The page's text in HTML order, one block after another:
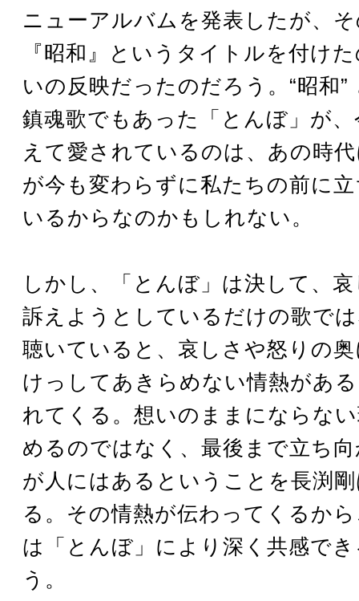
ニューアルバムを発表したが、
『昭和』というタイトルを付け
いの反映だったのだろう。“昭和”
鎮魂歌でもあった「とんぼ」が
えて愛されているのは、あの時
が今も変わらずに私たちの前に
いるからなのかもしれない。
しかし、「とんぼ」は決して、
訴えようとしているだけの歌で
聴いていると、哀しさや怒りの
けっしてあきらめない情熱があ
れてくる。想いのままにならな
めるのではなく、最後まで立ち
が人にはあるということを長渕
る。その情熱が伝わってくるか
は「とんぼ」により深く共感で
う。